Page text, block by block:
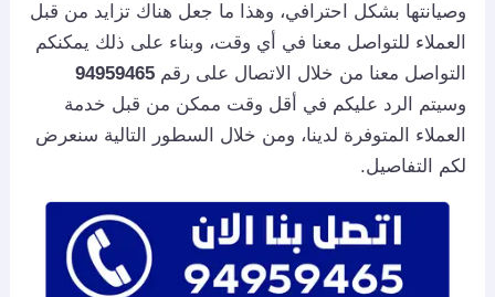
وصيانتها بشكل احترافي، وهذا ما جعل هناك تزايد من قبل
العملاء للتواصل معنا في أي وقت، وبناء على ذلك يمكنكم
التواصل معنا من خلال الاتصال على رقم94959465
وسيتم الرد عليكم في أقل وقت ممكن من قبل خدمة
العملاء المتوفرة لدينا، ومن خلال السطور التالية سنعرض
لكم التفاصيل.